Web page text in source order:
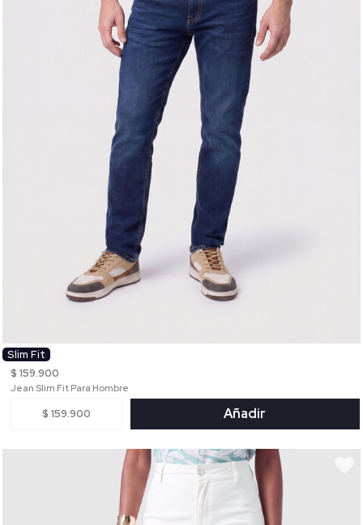
Slim Fit
$ 159.900
Jean Slim Fit Para Hombre
$ 159.900 Añadir